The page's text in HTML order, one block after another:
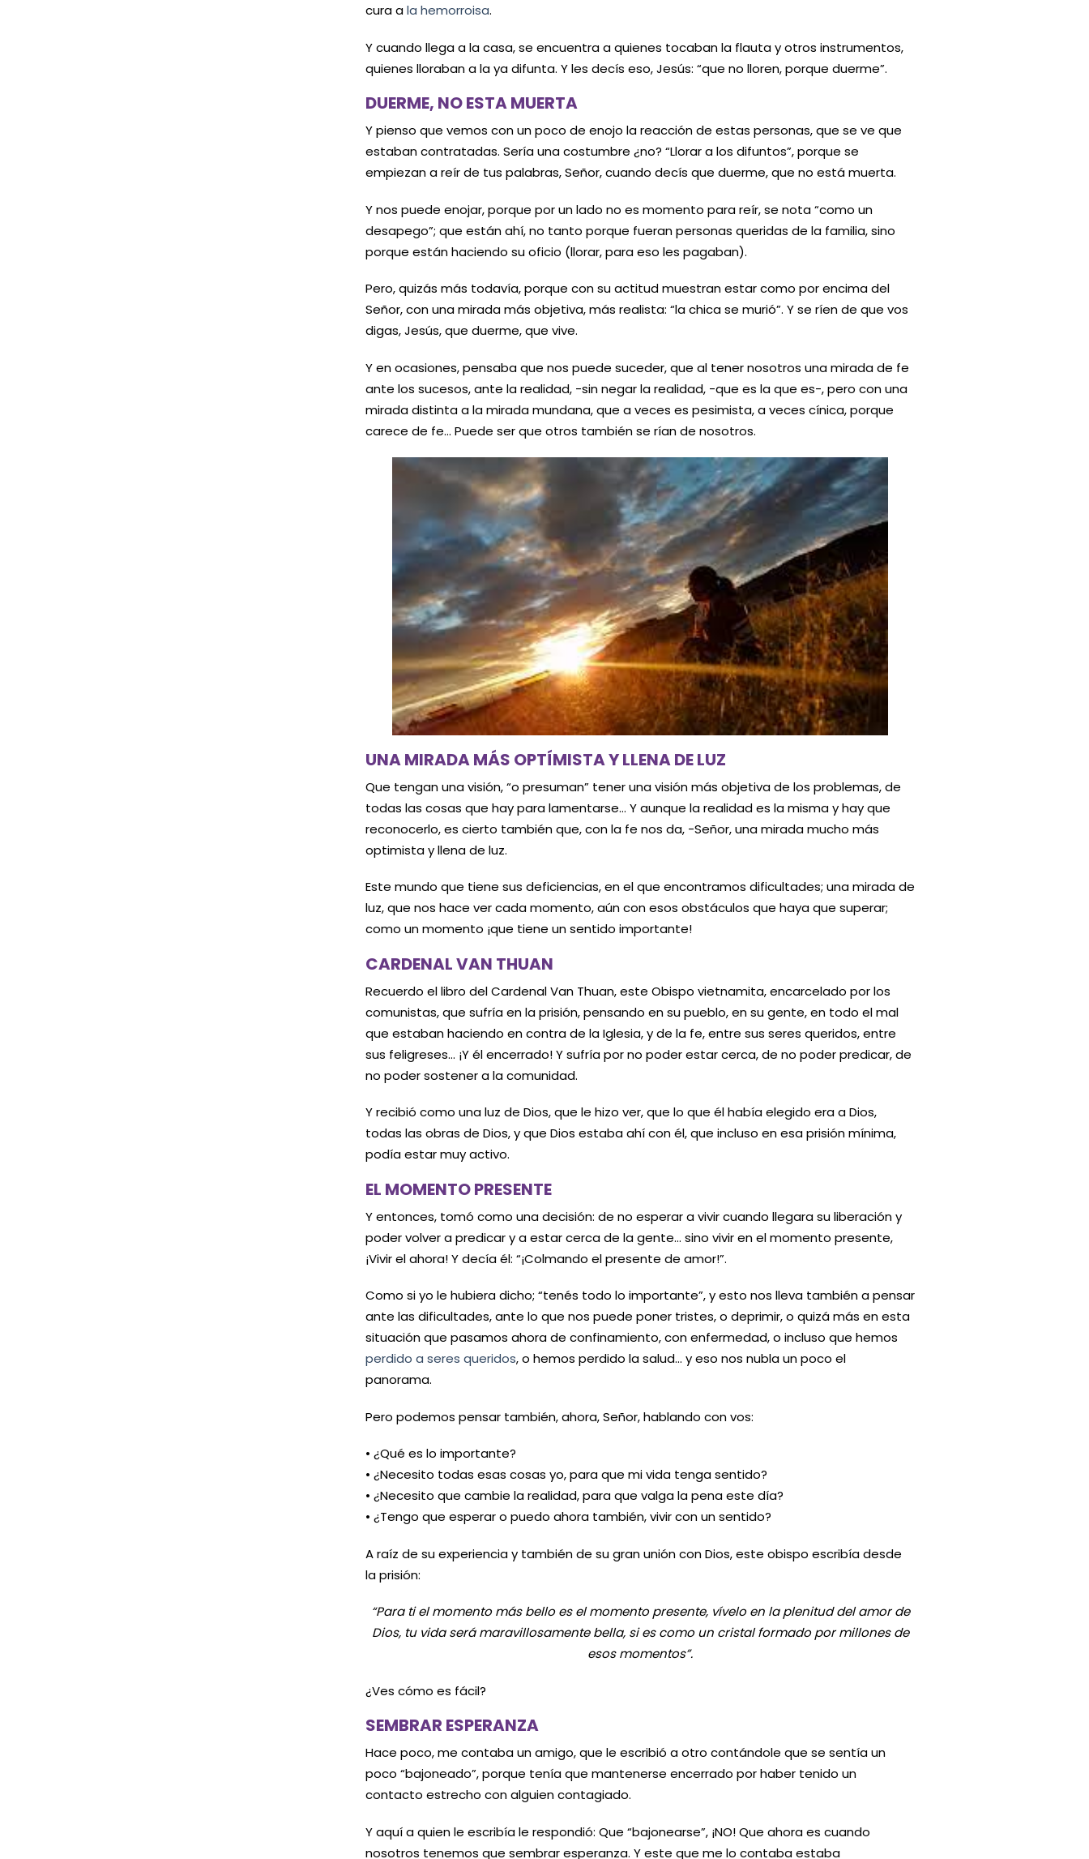
cura ala hemorroisa.
Y cuando llega a la casa, se encuentra a quienes tocaban la flauta y otros instrumentos,
quienes lloraban a la ya difunta. Y les decís eso, Jesús: “que no lloren, porque duerme”.
DUERME, NO ESTA MUERTA
Y pienso que vemos con un poco de enojo la reacción de estas personas, que se ve que
estaban contratadas. Sería una costumbre ¿no? “Llorar a los difuntos”, porque se
empiezan a reír de tus palabras, Señor, cuando decís que duerme, que no está muerta.
Y nos puede enojar, porque por un lado no es momento para reír, se nota “como un
desapego”; que están ahí, no tanto porque fueran personas queridas de la familia, sino
porque están haciendo su oficio (llorar, para eso les pagaban).
Pero, quizás más todavía, porque con su actitud muestran estar como por encima del
Señor, con una mirada más objetiva, más realista: “la chica se murió”. Y se ríen de que vos
digas, Jesús, que duerme, que vive.
Y en ocasiones, pensaba que nos puede suceder, que al tener nosotros una mirada de fe
ante los sucesos, ante la realidad, -sin negar la realidad, -que es la que es-, pero con una
mirada distinta a la mirada mundana, que a veces es pesimista, a veces cínica, porque
carece de fe… Puede ser que otros también se rían de nosotros.
UNA MIRADA MÁS OPTÍMISTA Y LLENA DE LUZ
Que tengan una visión, “o presuman” tener una visión más objetiva de los problemas, de
todas las cosas que hay para lamentarse… Y aunque la realidad es la misma y hay que
reconocerlo, es cierto también que, con la fe nos da, -Señor, una mirada mucho más
optimista y llena de luz.
Este mundo que tiene sus deficiencias, en el que encontramos dificultades; una mirada de
luz, que nos hace ver cada momento, aún con esos obstáculos que haya que superar;
como un momento ¡que tiene un sentido importante!
CARDENAL VAN THUAN
Recuerdo el libro del Cardenal Van Thuan, este Obispo vietnamita, encarcelado por los
comunistas, que sufría en la prisión, pensando en su pueblo, en su gente, en todo el mal
que estaban haciendo en contra de la Iglesia, y de la fe, entre sus seres queridos, entre
sus feligreses… ¡Y él encerrado! Y sufría por no poder estar cerca, de no poder predicar, de
no poder sostener a la comunidad.
Y recibió como una luz de Dios, que le hizo ver, que lo que él había elegido era a Dios,
todas las obras de Dios, y que Dios estaba ahí con él, que incluso en esa prisión mínima,
podía estar muy activo.
EL MOMENTO PRESENTE
Y entonces, tomó como una decisión: de no esperar a vivir cuando llegara su liberación y
poder volver a predicar y a estar cerca de la gente… sino vivir en el momento presente,
¡Vivir el ahora! Y decía él: “¡Colmando el presente de amor!”.
Como si yo le hubiera dicho; “tenés todo lo importante”, y esto nos lleva también a pensar
ante las dificultades, ante lo que nos puede poner tristes, o deprimir, o quizá más en esta
situación que pasamos ahora de confinamiento, con enfermedad, o incluso que hemos
perdido a seres queridos, o hemos perdido la salud… y eso nos nubla un poco el
panorama.
Pero podemos pensar también, ahora, Señor, hablando con vos:
• ¿Qué es lo importante?
• ¿Necesito todas esas cosas yo, para que mi vida tenga sentido?
• ¿Necesito que cambie la realidad, para que valga la pena este día?
• ¿Tengo que esperar o puedo ahora también, vivir con un sentido?
A raíz de su experiencia y también de su gran unión con Dios, este obispo escribía desde
la prisión:
“Para ti el momento más bello es el momento presente, vívelo en la plenitud del amor de
Dios, tu vida será maravillosamente bella, si es como un cristal formado por millones de
esos momentos”.
¿Ves cómo es fácil?
SEMBRAR ESPERANZA
Hace poco, me contaba un amigo, que le escribió a otro contándole que se sentía un
poco “bajoneado”, porque tenía que mantenerse encerrado por haber tenido un
contacto estrecho con alguien contagiado.
Y aquí a quien le escribía le respondió: Que “bajonearse”, ¡NO! Que ahora es cuando
nosotros tenemos que sembrar esperanza. Y este que me lo contaba estaba